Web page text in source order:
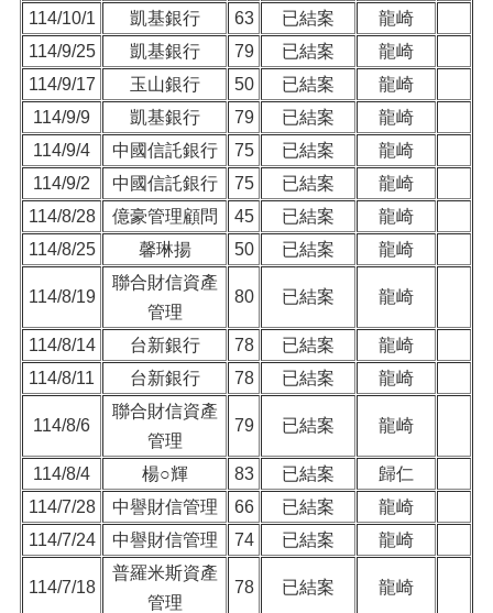
114/10/1 凱基銀行 63 已結案
龍崎
114/9/25
凱基銀行 79 已結案
龍崎
114/9/17
玉山銀行 50 已結案
龍崎
114/9/9
凱基銀行 79 已結案
龍崎
114/9/4
中國信託銀行 75 已結案
龍崎
114/9/2
中國信託銀行 75 已結案
龍崎
114/8/28
億豪管理顧問 45 已結案
龍崎
114/8/25
馨琳揚 50 已結案 龍崎
114/8/19
聯合財信資產
管理
80 已結案 龍崎
114/8/14 台新銀行 78 已結案
龍崎
114/8/11
台新銀行 78 已結案 龍崎
114/8/6
聯合財信資產
管理
79 已結案 龍崎
114/8/4 楊○輝 83 已結案
歸仁
114/7/28
中譽財信管理 66 已結案
龍崎
114/7/24
中譽財信管理 74 已結案 龍崎
114/7/18
普羅米斯資產
管理
78 已結案 龍崎